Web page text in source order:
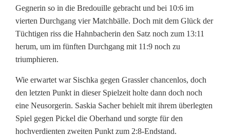
i
e
d
r
l
a
Gegnerin so in die Bredouille gebracht und bei 10:6 im
vierten Durchgang vier Matchbälle. Doch mit dem Glück der
Tüchtigen riss die Hahnbacherin den Satz noch zum 13:11
herum, um im fünften Durchgang mit 11:9 noch zu
triumphieren.
Wie erwartet war Sischka gegen Grassler chancenlos, doch
den letzten Punkt in dieser Spielzeit holte dann doch noch
eine Neusorgerin. Saskia Sacher behielt mit ihrem überlegten
Spiel gegen Pickel die Oberhand und sorgte für den
hochverdienten zweiten Punkt zum 2:8-Endstand.